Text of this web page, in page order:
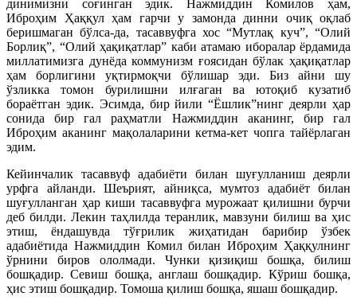
динимизни соғинган эдик. Нажмиддин Комилов ҳам,
Иброҳим Ҳаққул ҳам гарчи у замонда динни очиқ оқлаб
беришмаган бўлса-да, тасаввуфга хос “Мутлақ куч”, “Олий
Борлиқ”, “Олий ҳақиқатлар” каби атамаю иборалар ёрдамида
миллатимизга дунёда коммунизм ғоясидан бўлак ҳақиқатлар
ҳам борлигини уқтирмоқчи бўлишар эди. Биз айни шу
ўзликка томон бурилишни илғаган ва ютоқиб кузатиб
бораётган эдик. Эсимда, бир йили “Ёшлик”нинг деярли ҳар
сонида бир гал раҳматли Нажмиддин аканинг, бир гал
Иброҳим аканинг мақолаларини кетма-кет чопга тайёрлаган
эдим.
Кейинчалик тасаввуф адабиёти билан шуғулланиш деярли
урфга айланди. Шеърият, айниқса, мумтоз адабиёт билан
шуғулланган ҳар киши тасаввуфга мурожаат қилишни бурчи
деб билди. Лекин таҳлилда теранлик, мавзуни билиш ва ҳис
этиш, ёндашувда тўғрилик жиҳатидан барибир ўзбек
адабиётида Нажмиддин Комил билан Иброҳим Ҳаққулнинг
ўрнини биров ололмади. Чунки қизиқиш бошқа, билиш
бошқадир. Севиш бошқа, англаш бошқадир. Кўриш бошқа,
ҳис этиш бошқадир. Томоша қилиш бошқа, яшаш бошқадир.